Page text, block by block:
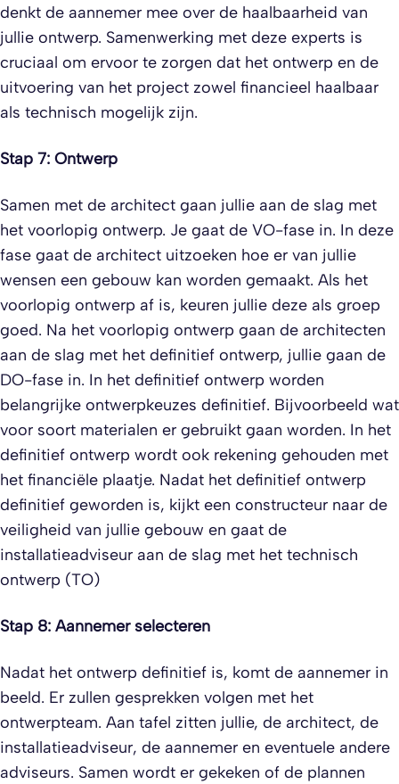
denkt de aannemer mee over de haalbaarheid van
jullie ontwerp. Samenwerking met deze experts is
cruciaal om ervoor te zorgen dat het ontwerp en de
uitvoering van het project zowel financieel haalbaar
als technisch mogelijk zijn.
Stap 7: Ontwerp
Samen met de architect gaan jullie aan de slag met
het voorlopig ontwerp. Je gaat de VO-fase in. In deze
fase gaat de architect uitzoeken hoe er van jullie
wensen een gebouw kan worden gemaakt. Als het
voorlopig ontwerp af is, keuren jullie deze als groep
goed. Na het voorlopig ontwerp gaan de architecten
aan de slag met het definitief ontwerp, jullie gaan de
DO-fase in. In het definitief ontwerp worden
belangrijke ontwerpkeuzes definitief. Bijvoorbeeld wat
voor soort materialen er gebruikt gaan worden. In het
definitief ontwerp wordt ook rekening gehouden met
het financiële plaatje. Nadat het definitief ontwerp
definitief geworden is, kijkt een constructeur naar de
veiligheid van jullie gebouw en gaat de
installatieadviseur aan de slag met het technisch
ontwerp (TO)
Stap 8: Aannemer selecteren
Nadat het ontwerp definitief is, komt de aannemer in
beeld. Er zullen gesprekken volgen met het
ontwerpteam. Aan tafel zitten jullie, de architect, de
installatieadviseur, de aannemer en eventuele andere
adviseurs. Samen wordt er gekeken of de plannen